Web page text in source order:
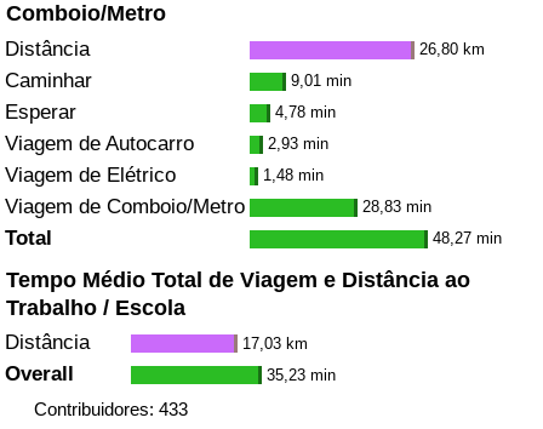
Comboio/Metro
Distância 26,80 km
Caminhar 9,01 min
Esperar 4,78 min
Viagem de Autocarro 2,93 min
Viagem de Elétrico 1,48 min
Viagem de Comboio/Metro 28,83 min
Total 48,27 min
Tempo Médio Total de Viagem e Distância ao
Trabalho / Escola
Distância 17,03 km
Overall 35,23 min
Contribuidores: 433